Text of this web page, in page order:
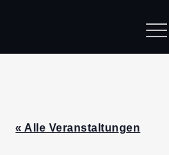
« Alle Veranstaltungen